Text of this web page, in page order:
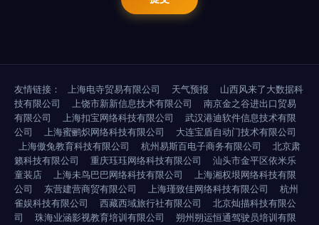
友情链接： 上海电寺贸易有限公司 天气预报
山西风来了大数据科
技有限公司
上饶市新新信息技术有限公司
南京金之谷进出口贸易
有限公司
上海扣宝网络科技有限公司
武汉港迪软件信息技术有限
公司
上海蜜鹂炽网络科技有限公司
大连宝盾自动门技术有限公司
上海傲兔教育科技有限公司
杭州易斯百电子商务有限公司
北京肃
籁科技有限公司
重庆珏珏网络科技有限公司
汕头市金平区依米乐
童装店
上海未鸟巴巴网络科技有限公司
上海湘权垠网络科技有限
公司
东营建营商贸有限公司 上海瑾致佳网络科技有限公司
杭州
雀娱科技有限公司
西藏西域旅行社有限公司
北京灿描科技有限公
司
珠海业涵影视教育培训有限公司
朔州朔运恒通驾驶员培训有限